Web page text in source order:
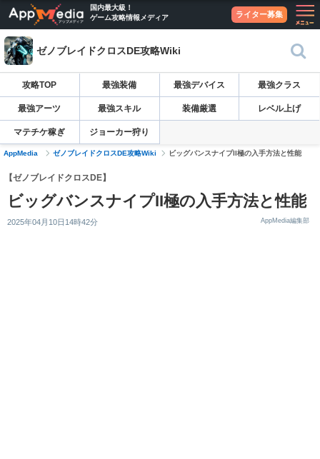
国内最大級！
ゲーム攻略情報メディア
ライター募集
ゼノブレイドクロスDE攻略Wiki
攻略TOP 最強装備 最強デバイス 最強クラス
最強アーツ 最強スキル 装備厳選 レベル上げ
マテチケ稼ぎ ジョーカー狩り
AppMedia ゼノブレイドクロスDE攻略Wiki ビッグバンスナイプII極の入手方法と性能
【ゼノブレイドクロスDE】
ビッグバンスナイプII極の入手方法と性能
2025年04月10日14時42分 AppMedia編集部